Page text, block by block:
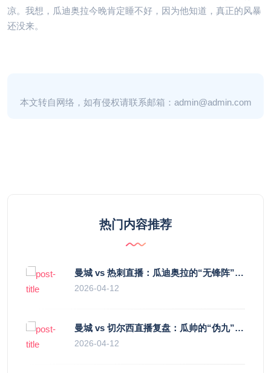
凉。我想，瓜迪奥拉今晚肯定睡不好，因为他知道，真正的风暴
还没来。
本文转自网络，如有侵权请联系邮箱：admin@admin.com
热门内容推荐
曼城 vs 热刺直播：瓜迪奥拉的“无锋阵”是天才设计还是自废武功？
2026-04-12
曼城 vs 切尔西直播复盘：瓜帅的“伪九”陷阱，如何绞杀蓝军的“三中卫”？
2026-04-12